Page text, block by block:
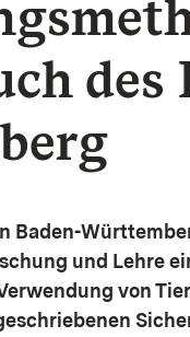
des
Baden-
und Lehre
von